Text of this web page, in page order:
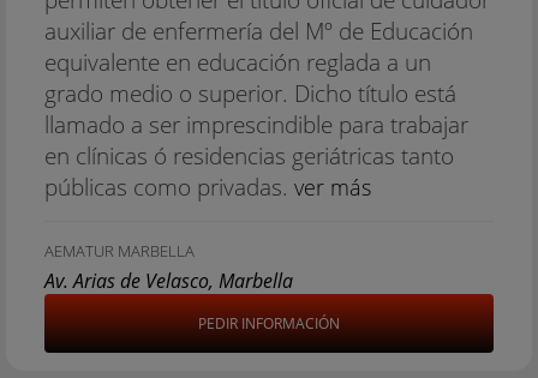
auxiliar de enfermería del Mº de Educación
equivalente en educación reglada a un
grado medio o superior. Dicho título está
llamado a ser imprescindible para trabajar
en clínicas ó residencias geriátricas tanto
públicas como privadas. ver más
AEMATUR MARBELLA
Av. Arias de Velasco, Marbella
PEDIR INFORMACIÓN